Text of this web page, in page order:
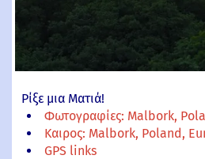
Ρίξε μια Ματιά!
Φωτογραφίες: Malbork,
Καιρος: Malbork, Poland,
GPS links